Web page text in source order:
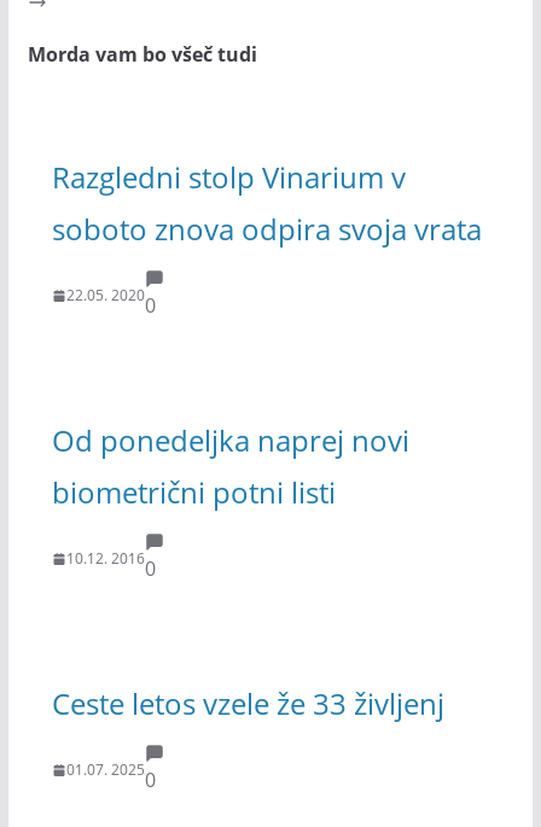
Morda vam bo všeč tudi
Razgledni stolp Vinarium v
soboto znova odpira svoja vrata
22.05. 20200
Od ponedeljka naprej novi
biometrični potni listi
10.12. 20160
Ceste letos vzele že 33 življenj
01.07. 20250